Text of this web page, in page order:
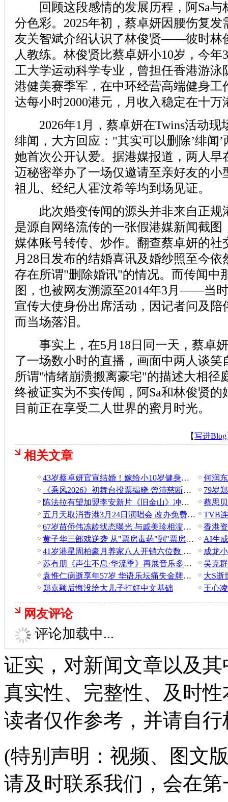
回顾这段感情的发展历程，阿Sa与
分色彩。2025年初，蔡卓妍因腰伤复
友关智斌介绍认识了林俊贤——彼时林
人教练。林俊贤比蔡卓妍小10岁，今年
工大学运动科学专业，曾担任香港游泳
港健美赛季军，在中环经营高端健身工
达每小时2000港元，月收入稳定在十万
2026年1月，蔡卓妍在Twins活动现
绯闻，大方回应："其实可以删除’绯闻
她首次公开认爱。据港媒报道，两人早
迈秘密举办了一场仅邀请至亲好友的小
祖儿、经纪人霍汶希等均到场见证。
此次婚变传闻的源头并非来自正规
是源自网络流传的一张假港媒新闻截图
媒体账号转传、炒作。翻查蔡卓妍的社
月28日发布的结婚喜讯及婚纱照至今
存在所谓"删除婚讯"的情况。而传闻中
图，也被网友溯源至2014年3月——当
宣传大使身份出席活动，因记者问及陪
而当场落泪。
事实上，在5月18日同一天，蔡卓妍
了一场数小时的直播，画面中两人谈笑
所谓"情绪崩溃搬离豪宅"的描述大相径
终被证实为不实传闻，阿Sa和林俊贤
目前正在享受二人世界的蜜月时光。
【写进Blog
相关文章
43岁蔡卓妍官宣结婚！嫁给小10岁健身教练 甜蜜告白：“恭喜我嫁你”
《乘风2026》初舞台投票揭晓 曾沛慈断层夺冠斩获94660票
陈法拉有望加盟李安新片《旧金山》冲击奥斯卡
蔡思
五月天取消香港3月24日演唱会 改办免费彩排场补偿
67岁苗侨伟冻龄状态曝光 与戚美珍相濡以沫36年成典范
黄子华三部戏逆袭 从"票房毒药"到"票房灵药"
41岁港星周柏豪月养家八人开销六位数 转战内地维持收入
苏有朋《声生不息·华流季》再展音乐多样性 连续两期呈现反差舞台
袁惟仁病逝享年57岁 华语乐坛痛失金牌制作人
郑嘉颖后悔没给大儿子打好中文基础
网友评论
评论加载中...
证实，对新闻文章以及
真实性、完整性、及时
读者仅作参考，并请自
(特别声明：视频、图文
请及时联系我们，会在